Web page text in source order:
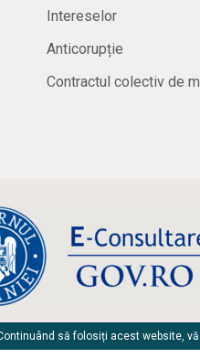
Intereselor
Anticorupție
Contractul colectiv de
să folosiți acest website,